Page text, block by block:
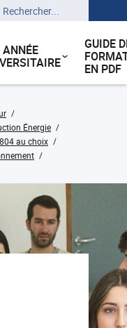
ANNÉE
GUIDE
EN PDF
Énergie
au choix